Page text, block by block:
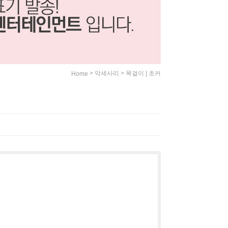
Home > 악세사리 > 목걸이 | 초커